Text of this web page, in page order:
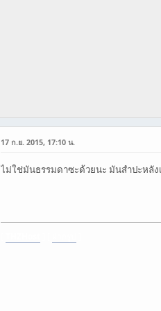
17 ก.ย. 2015, 17:10 น.
ไม่ใช่มันธรรมดาซะด้วยนะ มันสำปะหลัง